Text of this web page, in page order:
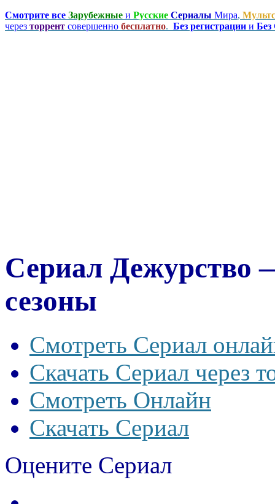
Смотрите все Зарубежные и Русские Сериалы Мира,
через торрент совершенно бесплатно. Без регистрации и
Сериал Дежурство
сезоны
Смотреть Сериал
Скачать Сериал через
Смотреть Онлайн
Скачать Сериал
Оцените Сериал